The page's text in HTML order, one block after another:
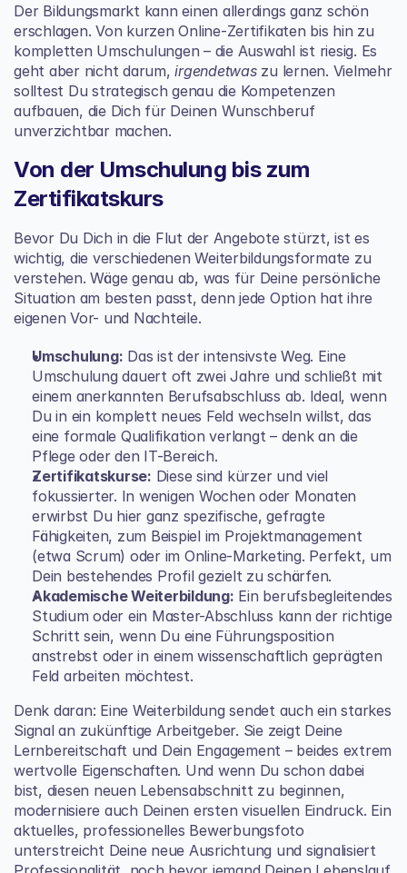
Der Bildungsmarkt kann einen allerdings ganz schön
erschlagen. Von kurzen Online-Zertifikaten bis hin zu
kompletten Umschulungen – die Auswahl ist riesig. Es
geht aber nicht darum, irgendetwas zu lernen. Vielmehr
solltest Du strategisch genau die Kompetenzen
aufbauen, die Dich für Deinen Wunschberuf
unverzichtbar machen.
Von der Umschulung bis zum
Zertifikatskurs
Bevor Du Dich in die Flut der Angebote stürzt, ist es
wichtig, die verschiedenen Weiterbildungsformate zu
verstehen. Wäge genau ab, was für Deine persönliche
Situation am besten passt, denn jede Option hat ihre
eigenen Vor- und Nachteile.
Umschulung: Das ist der intensivste Weg. Eine
Umschulung dauert oft zwei Jahre und schließt mit
einem anerkannten Berufsabschluss ab. Ideal, wenn
Du in ein komplett neues Feld wechseln willst, das
eine formale Qualifikation verlangt – denk an die
Pflege oder den IT-Bereich.
Zertifikatskurse: Diese sind kürzer und viel
fokussierter. In wenigen Wochen oder Monaten
erwirbst Du hier ganz spezifische, gefragte
Fähigkeiten, zum Beispiel im Projektmanagement
(etwa Scrum) oder im Online-Marketing. Perfekt, um
Dein bestehendes Profil gezielt zu schärfen.
Akademische Weiterbildung: Ein berufsbegleitendes
Studium oder ein Master-Abschluss kann der richtige
Schritt sein, wenn Du eine Führungsposition
anstrebst oder in einem wissenschaftlich geprägten
Feld arbeiten möchtest.
Denk daran: Eine Weiterbildung sendet auch ein starkes
Signal an zukünftige Arbeitgeber. Sie zeigt Deine
Lernbereitschaft und Dein Engagement – beides extrem
wertvolle Eigenschaften. Und wenn Du schon dabei
bist, diesen neuen Lebensabschnitt zu beginnen,
modernisiere auch Deinen ersten visuellen Eindruck. Ein
aktuelles, professionelles Bewerbungsfoto
unterstreicht Deine neue Ausrichtung und signalisiert